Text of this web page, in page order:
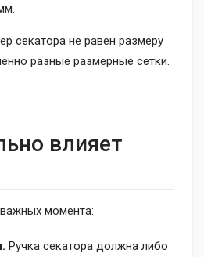
секатора не равен размеру
разные размерные сетки.
влияет
момента:
Ручка секатора должна либо